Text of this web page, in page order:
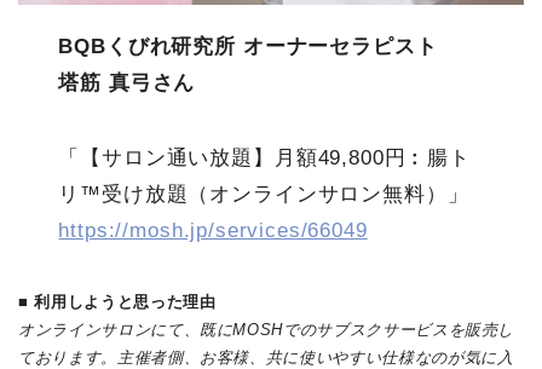
BQBくびれ研究所 オーナーセラピスト
塔筋 真弓さん
「【サロン通い放題】月額49,800円︰腸ト
リ™受け放題（オンラインサロン無料）」
https://mosh.jp/services/66049
■利用しようと思った理由
オンラインサロンにて、既にMOSHでのサブスクサービスを販売し
ております。主催者側、お客様、共に使いやすい仕様なのが気に入